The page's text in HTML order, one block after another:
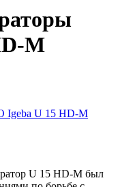
M
U 15 HD-M был